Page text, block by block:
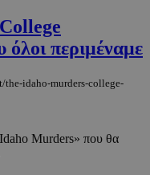
περιμέναμε
idaho-murders-college-
Murders» που θα